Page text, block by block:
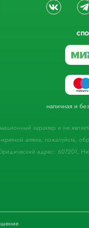
наличная и
характер и не
аптеке, пожалуйста,
адрес: 607201,